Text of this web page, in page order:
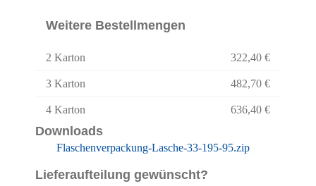
Weitere Bestellmengen
2 Karton 322,40 €
3 Karton 482,70 €
4 Karton 636,40 €
Downloads
Flaschenverpackung-Lasche-33-195-95.zip
Lieferaufteilung gewünscht?